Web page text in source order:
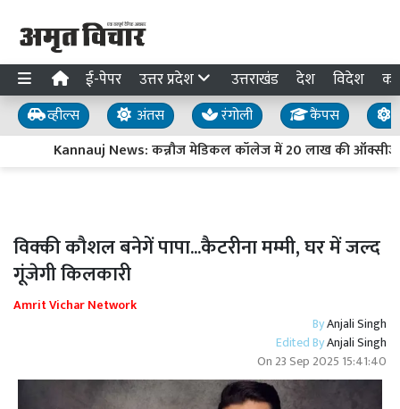
ई-पेपर उत्तर प्रदेश उत्तराखंड देश विदेश
व्हील्स अंतस रंगोली कैंपस
Kannauj News: कन्नौज मेडिकल कॉलेज में 20 लाख की ऑक्सीजन
विक्की कौशल बनेगें पापा...कैटरीना मम्मी, घर में जल्द
गूंजेगी किलकारी
Amrit Vichar Network
ByAnjali Singh
Edited ByAnjali Singh
On 23 Sep 2025 15:41:40